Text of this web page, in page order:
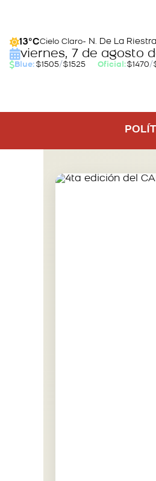
13°CCielo Claro- N. De La Riestra
viernes, 7 de agosto
Blue: $1505/$1525 Oficial:$1470/